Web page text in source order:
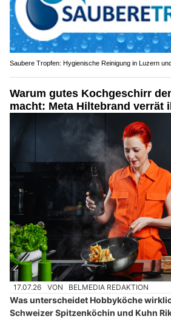
Saubere Tropfen: Hygienische Reinigung in Luzern
Warum gutes Kochgeschirr
macht: Meta Hiltebrand verrät
17.07.26 VON BELMEDIA REDAKTION
Was unterscheidet Hobbyköche
Schweizer Spitzenköchin und Kuhn